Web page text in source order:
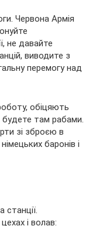
Червона Армія
не давайте
виводите з
перемогу над
обіцяють
будете там рабами.
зі зброєю в
баронів і
станції.
і волав: